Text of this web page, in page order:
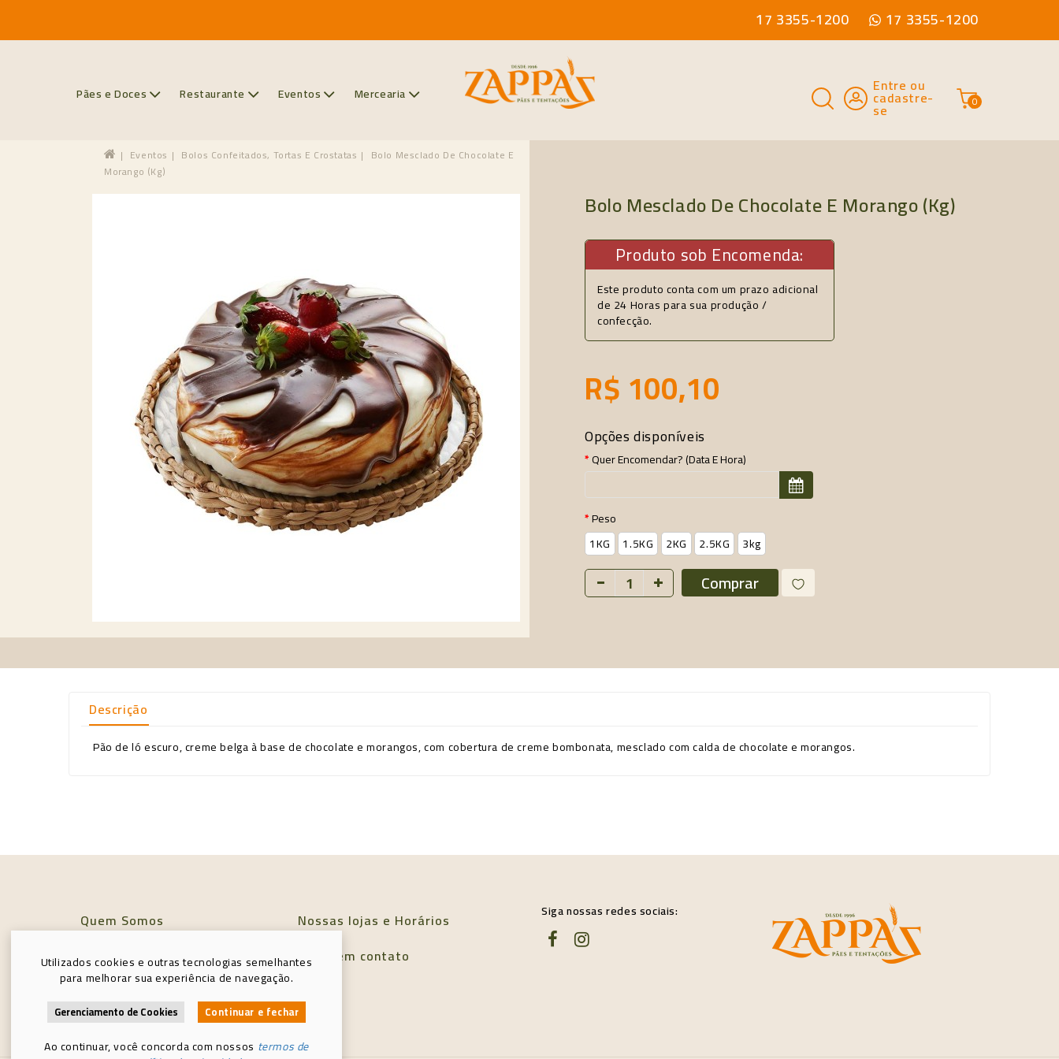
17 3355-1200 17 3355-1200
Pães e Doces Restaurante Eventos Mercearia Entre ou
cadastre-
se 0
Eventos Bolos Confeitados, Tortas E Crostatas
Bolo Mesclado De Chocolate E
Morango (kg)
Bolo Mesclado De Chocolate E Morango (kg)
Produto sob Encomenda:
Este produto conta com um prazo adicional
de 24 Horas para sua produção /
confecção.
R$ 100,10
Opções disponíveis
Quer Encomendar? (data E Hora)
Peso
1KG
1.5KG 2KG 2.5KG 3kg
Comprar
Descrição
Pão de ló escuro, creme belga à base de chocolate e morangos, com cobertura de creme bombonata, mesclado com calda de chocolate e morangos.
Utilizados cookies e outras tecnologias semelhantes
para melhorar sua experiência de navegação.
Gerenciamento de Cookies Continuar e fechar
Ao continuar, você concorda com nossos termos de
Quem Somos
Nossas lojas e Horários
Política de Privacidade
Entre em contato
Siga nossas redes sociais: